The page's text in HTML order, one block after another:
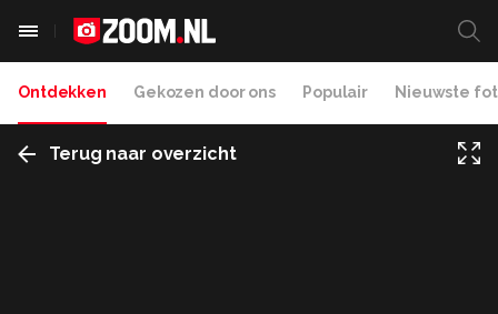
Ontdekken Gekozen door ons Populair Nieuwste
Terug naar overzicht